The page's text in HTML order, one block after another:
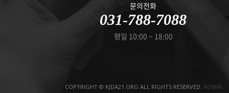
문의전화
031-788-7088
평일 10:00 ~ 18:00
COPYRIGHT © KJDA21.ORG ALL RIGHTS RESERVED. ADMIN